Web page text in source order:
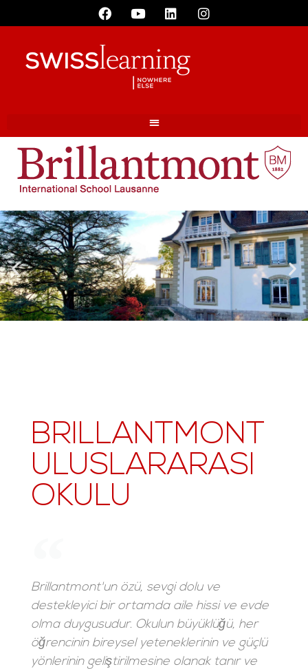
BRILLANTMONT
ULUSLARARASI
OKULU
Brillantmont'un özü, sevgi dolu ve
destekleyici bir ortamda aile hissi ve evde
olma duygusudur. Okulun büyüklüğü, her
öğrencinin bireysel yeteneklerinin ve güçlü
yönlerinin geliştirilmesine olanak tanır ve